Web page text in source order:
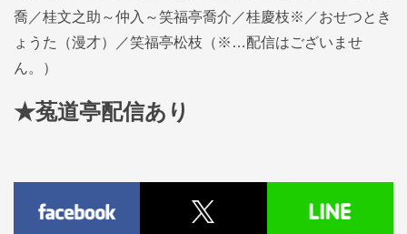
喬／桂文之助～仲入～笑福亭喬介／桂慶枝※／おせつとき
ょうた（漫才）／笑福亭松枝（※…配信はございませ
ん。）
★菟道亭配信あり